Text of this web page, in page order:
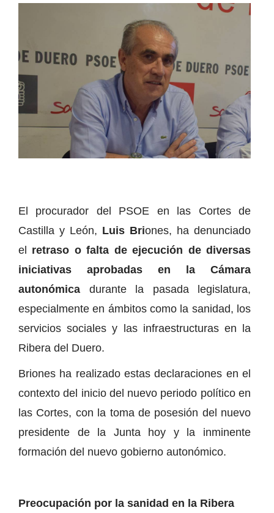
El procurador del PSOE en las Cortes de
Castilla y León, Luis Briones, ha denunciado
el retraso o falta de ejecución de diversas
iniciativas aprobadas en la Cámara
autonómica durante la pasada legislatura,
especialmente en ámbitos como la sanidad, los
servicios sociales y las infraestructuras en la
Ribera del Duero.
Briones ha realizado estas declaraciones en el
contexto del inicio del nuevo periodo político en
las Cortes, con la toma de posesión del nuevo
presidente de la Junta hoy y la inminente
formación del nuevo gobierno autonómico.
Preocupación por la sanidad en la Ribera